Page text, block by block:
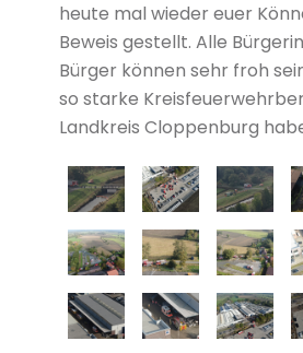
heute mal wieder euer
Beweis gestellt. Alle
Bürger können sehr froh
so starke
Landkreis Cloppenburg